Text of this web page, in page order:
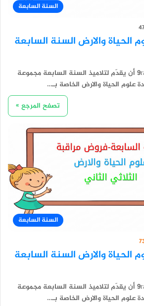
السنة السابعة
الحياة والارض السنة السابعة
يسرّ موقع 9raya.tn Collège أن يقدّم لتلاميذ السنة السابعة مجموعة
الحياة والارض الخاصة بـ…
تصفح المرجع »
السنة السابعة
الحياة والارض السنة السابعة
يسرّ موقع 9raya.tn Collège أن يقدّم لتلاميذ السنة السابعة مجموعة
الحياة والارض الخاصة بـ…